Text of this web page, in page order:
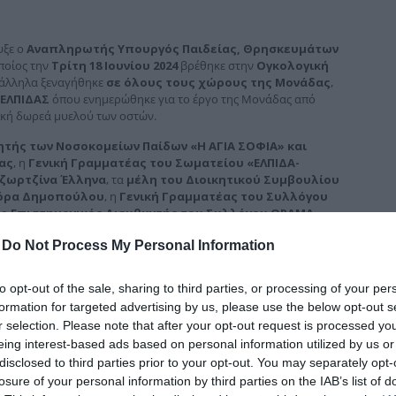
Do Not Process My Personal Information
opt-out of the sale, sharing to third parties, or processing of your
for targeted advertising by us, please use the below opt-out
selection. Please note that after your opt-out request is processed
interest-based ads based on personal information utilized by us
to third parties prior to your opt-out. You may separately
of your personal information by third parties on the IAB’s list of
ο Αναπληρωτής Υπουργός Παιδείας, Θρησκευμάτων
την Τρίτη 18 Ιουνίου 2024βρέθηκε στην Ογκολογική
ξεναγήθηκε σε όλους τους χώρους της Μονάδας,
όπου ενημερώθηκε για το έργο της Μονάδας από
δωρεά μυελού των οστών.
των Νοσοκομείων Παίδων «Η ΑΓΙΑ ΣΟΦΙΑ» και
, η Γενική Γραμματέας του Σωματείου «ΕΛΠΙΔΑ-
Έλληνα, τα μέλη του Διοικητικού Συμβουλίου
Δημοπούλου, η Γενική Γραμματέας του Συλλόγου
οΕπιστημονικός Διευθυντής του Συλλόγου ΟΡΑΜΑ
Παναγοπούλου , με τονΥπεύθυνο της
κύριο Δημήτρη Νάνη
στους«Πρωταθλητές της Ζωής»στα παιδιά του Συλλόγου
Μαριάννας Β. Βαρδινογιάννησυνεχίζεται, με την
Βαρδινογιάννη και τα σπουδαία μέλη του
Αθλητισμού , εγώ προσωπικά και οι συνεργάτες
που διδάσκει σε όλους μας τόσα πολλά, και που μας